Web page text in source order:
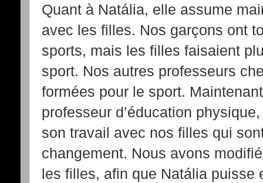
Quant à Natália, elle assume
avec les filles. Nos garçons ont
sports, mais les filles faisaient
sport. Nos autres professeurs
formées pour le sport.
professeur d’éducation
son travail avec nos filles qui
changement. Nous avons
les filles, afin que Natália puisse